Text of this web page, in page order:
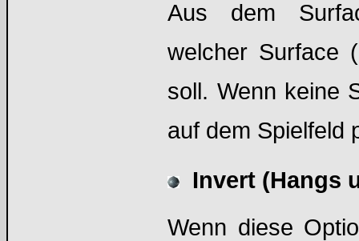
Aus dem
welcher Surface
soll. Wenn keine
auf dem Spielfeld
Invert (Hangs
Wenn diese